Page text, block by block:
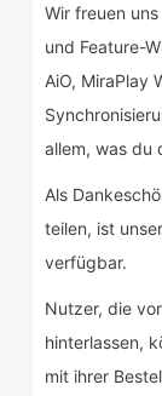
Wir freuen
und Feature-
AiO, MiraPlay
allem, was du
Als
teilen, ist
verfügbar.
Nutzer, die
hinterlassen,
mit ihrer